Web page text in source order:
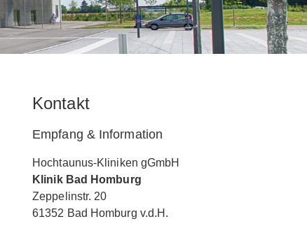
Kontakt
Empfang & Information
Hochtaunus-Kliniken gGmbH
Klinik Bad Homburg
Zeppelinstr. 20
61352 Bad Homburg v.d.H.